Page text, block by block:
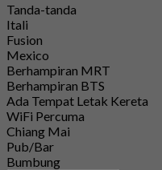
Tanda-tanda
Itali
Fusion
Mexico
Berhampiran MRT
Berhampiran BTS
Ada Tempat Letak Kereta
WiFi Percuma
Chiang Mai
Pub/Bar
Bumbung